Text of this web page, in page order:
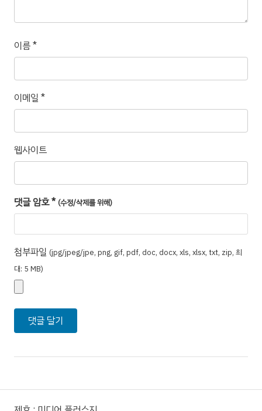
이름*
이메일 *
웹사이트
댓글 암호* (수정/삭제를 위해)
첨부파일 (jpg/jpeg/jpe, png, gif, pdf, doc, docx, xls, xlsx, txt, zip, 최
대: 5 MB)